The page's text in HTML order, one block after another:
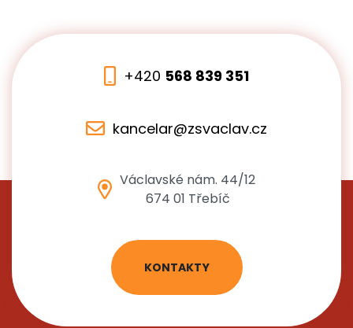
+420 568 839 351
kancelar@zsvaclav.cz
Václavské nám. 44/12
674 01 Třebíč
KONTAKTY